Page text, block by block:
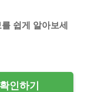
쉽게 알아보세
인하기